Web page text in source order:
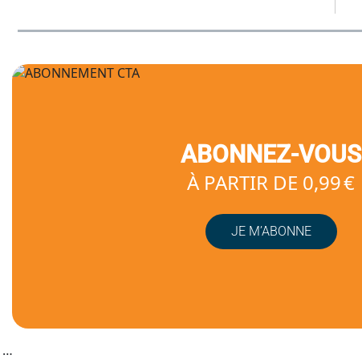
ABONNEZ-VOUS
À PARTIR DE 0,99 €
JE M’ABONNE
…